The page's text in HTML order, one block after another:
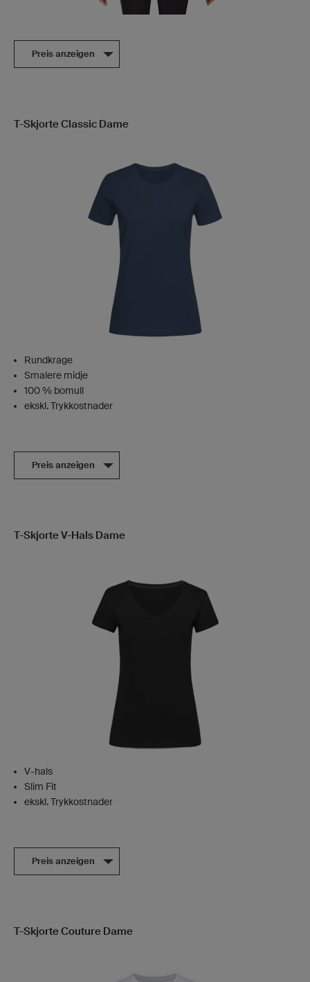
Preis anzeigen
T-Skjorte Classic Dame
Rundkrage
Smalere midje
100 % bomull
ekskl. Trykkostnader
Preis anzeigen
T-Skjorte V-Hals Dame
V-hals
Slim Fit
ekskl. Trykkostnader
Preis anzeigen
T-Skjorte Couture Dame